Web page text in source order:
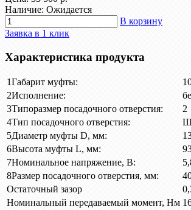
Наличие: Ожидается
В корзину
Заявка в 1 клик
Характеристика продукта
1Габарит муфты:
2Исполнение:
3Типоразмер посадочного отверстия:
2
4Тип посадочного отверстия:
5Диаметр муфты D, мм:
6Высота муфты L, мм:
7Номинальное напряжение, В:
8Размер посадочного отверстия, мм:
Остаточный зазор
Номинальный передаваемый момент, Нм